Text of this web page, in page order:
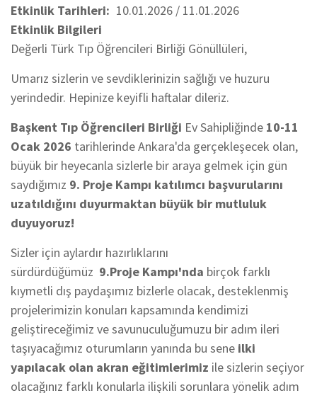
Etkinlik Tarihleri
10.01.2026 / 11.01.2026
Etkinlik Bilgileri
Değerli Türk Tıp Öğrencileri Birliği Gönüllüleri,
Umarız sizlerin ve sevdiklerinizin sağlığı ve huzuru
yerindedir. Hepinize keyifli haftalar dileriz.
Başkent Tıp Öğrencileri Birliği Ev Sahipliğinde 10-11
Ocak 2026 tarihlerinde Ankara'da gerçekleşecek olan,
büyük bir heyecanla sizlerle bir araya gelmek için gün
saydığımız 9. Proje Kampı katılımcı başvurularını
uzatıldığını duyurmaktan büyük bir mutluluk
duyuyoruz!
Sizler için aylardır hazırlıklarını
sürdürdüğümüz 9.Proje Kampı'nda birçok farklı
kıymetli dış paydaşımız bizlerle olacak, desteklenmiş
projelerimizin konuları kapsamında kendimizi
geliştireceğimiz ve savunuculuğumuzu bir adım ileri
taşıyacağımız oturumların yanında bu sene ilki
yapılacak olan akran eğitimlerimiz ile sizlerin seçiyor
olacağınız farklı konularla ilişkili sorunlara yönelik adım